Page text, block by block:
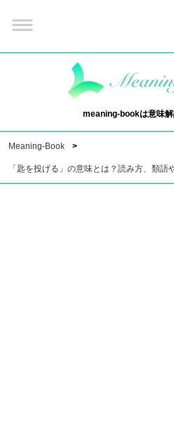
meaning-bookは意味
Meaning-Book
「匙を投げる」の意味とは？読み方、類語